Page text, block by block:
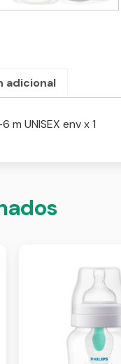
adicional
m UNISEX env x 1